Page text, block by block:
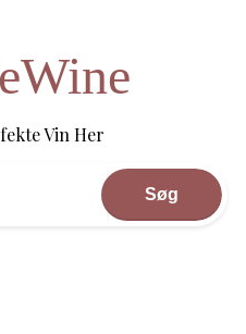
Vin Her
Søg